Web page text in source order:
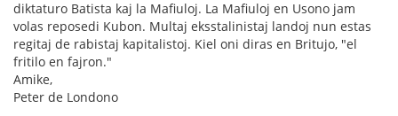
diktaturo Batista kaj la Mafiuloj. La Mafiuloj en Usono jam
volas reposedi Kubon. Multaj eksstalinistaj landoj nun estas
regitaj de rabistaj kapitalistoj. Kiel oni diras en Britujo, "el
fritilo en fajron."
Amike,
Peter de Londono